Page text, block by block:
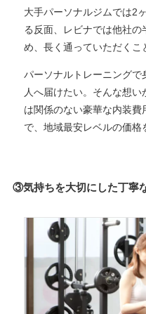
大手パーソナルジムでは2
る反面、レビナでは他社
め、長く通っていただくこ
パーソナルトレーニング
人へ届けたい。そんな想
は関係のない豪華な内装費
で、地域最安レベルの価格
③気持ちを大切にした丁寧